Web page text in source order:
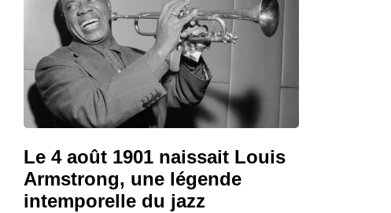
Le 4 août 1901 naissait Louis
Armstrong, une légende
intemporelle du jazz